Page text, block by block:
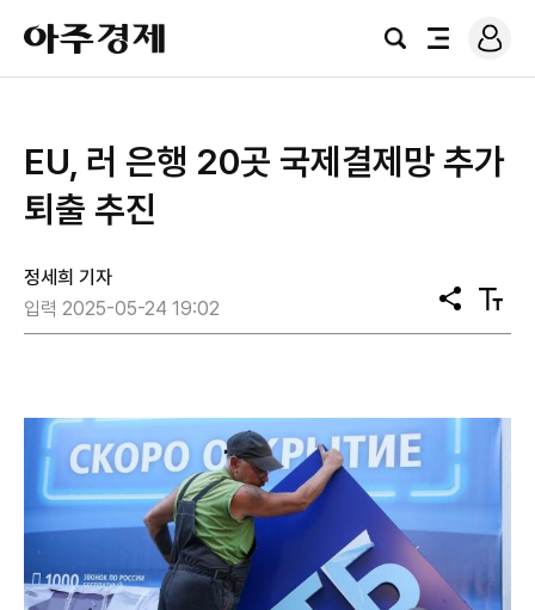
아
주
경
검
전
로
그
EU, 러 은행 20곳 국제결제망 추가
퇴출 추진
정세희 기자
입력 2025-05-24 19:02
공
유
텍
스